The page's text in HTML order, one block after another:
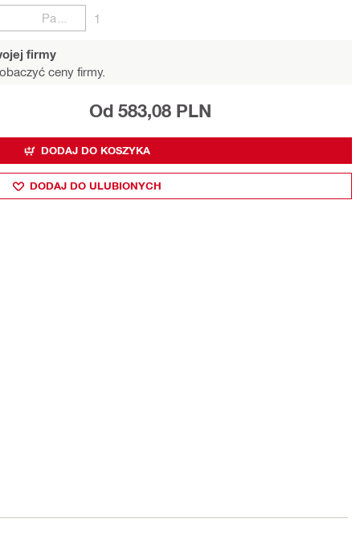
1
firmy
ceny firmy.
Od 583,08 PLN
DODAJ DO KOSZYKA
DODAJ DO ULUBIONYCH